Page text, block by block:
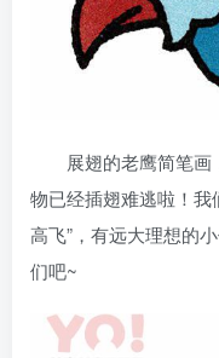
展翅的老鹰简笔
物已经插翅难逃啦！我
高飞”，有远大理想的
们吧~